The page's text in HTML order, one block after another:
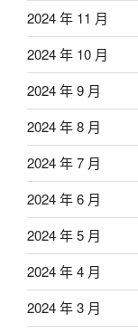
2024 年 11 月
2024 年 10 月
2024 年 9 月
2024 年 8 月
2024 年 7 月
2024 年 6 月
2024 年 5 月
2024 年 4 月
2024 年 3 月